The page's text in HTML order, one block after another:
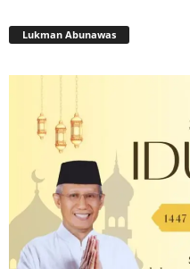
Lukman Abunawas